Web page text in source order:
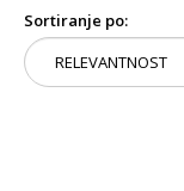
Sortiranje po: